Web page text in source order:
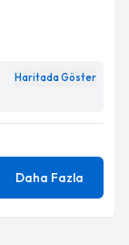
Haritada Göster
Daha Fazla